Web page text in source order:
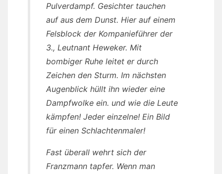
Pulverdampf. Gesichter tauchen
auf aus dem Dunst. Hier auf einem
Felsblock der Kompanieführer der
3., Leutnant Heweker. Mit
bombiger Ruhe leitet er durch
Zeichen den Sturm. Im nächsten
Augenblick hüllt ihn wieder eine
Dampfwolke ein. und wie die Leute
kämpfen! Jeder einzelne! Ein Bild
für einen Schlachtenmaler!
Fast überall wehrt sich der
Franzmann tapfer. Wenn man